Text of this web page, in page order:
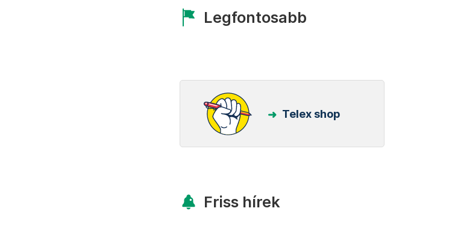
Legfontosabb
Telex shop
Friss hírek